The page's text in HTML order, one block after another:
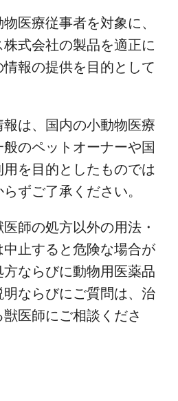
医療従事者を対象に、
式会社の製品を適正に
報の提供を目的として
は、国内の小動物医療
のペットオーナーや国
を目的としたものでは
ずご了承ください。
師の処方以外の用法・
止すると危険な場合が
ならびに動物用医薬品
ならびにご質問は、治
医師にご相談くださ